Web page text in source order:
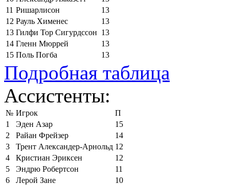
11 Ришарлисон
13
12 Рауль Хименес
13
13 Гилфи Тор Сигурдссон 13
14 Гленн Мюррей
13
15 Поль Погба 13
Подробная таблица
Ассистенты:
№ Игрок
П
1
Эден Азар
15
2
Райан Фрейзер
14
3
Трент Александер-Арнольд 12
4
Кристиан Эриксен
12
5
Эндрю Робертсон
11
6
Лерой Зане
10